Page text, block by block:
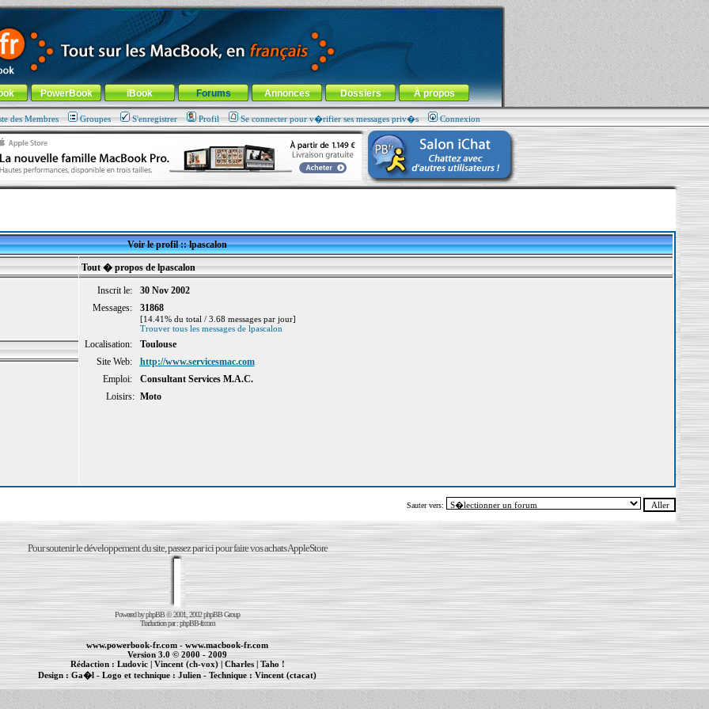
! -Aller au menu de la rubrique
PowerBook iBook Forums Annonces Dossiers À propos
des Membres Groupes S'enregistrer Profil Se connecter pour v�rifier ses messages priv�s Connexion
Voir le profil :: lpascalon
Tout � propos de lpascalon
Inscrit le:
30 Nov 2002
Messages:
31868
[14.41% du total / 3.68 messages par jour]
Trouver tous les messages de lpascalon
Localisation:
Toulouse
Site Web:
http://www.servicesmac.com
Emploi:
Consultant Services M.A.C.
Loisirs: Moto
Sauter vers:
Pour soutenir le développement du site, passez par ici pour faire vos achats AppleStore
Powered byphpBB© 2001, 2002 phpBB Group
Traduction par :phpBB-fr.com
www.powerbook-fr.com-www.macbook-fr.com
Version 3.0 © 2000 - 2009
Rédaction : Ludovic|Vincent (ch-vox)| Charles|Taho !
Design : Ga�l - Logo et technique :Julien - Technique : Vincent (ctacat)
Informations : PowerBook | Maintenance Apple et Macintosh à Toulouse | cr�ation de sites Internet